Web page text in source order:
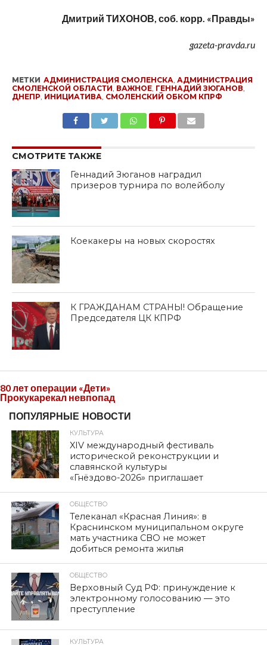
Дмитрий ТИХОНОВ, соб. корр. «Правды»
gazeta-pravda.ru
МЕТКИ АДМИНИСТРАЦИЯ СМОЛЕНСКА, АДМИНИСТРАЦИЯ
СМОЛЕНСКОЙ ОБЛАСТИ, ВАЖНОЕ, ГЕННАДИЙ ЗЮГАНОВ,
ДНЕПР, ИНИЦИАТИВА, СМОЛЕНСКИЙ ОБКОМ КПРФ
СМОТРИТЕ ТАКЖЕ
Геннадий Зюганов наградил
призеров турнира по волейболу
Коекакеры на новых скоростях
К ГРАЖДАНАМ СТРАНЫ! Обращение
Председателя ЦК КПРФ
80 лет операции «Дети»
Прокукарекал невпопад
ПОПУЛЯРНЫЕ НОВОСТИ
КУЛЬТУРА
XIV международный фестиваль
исторической реконструкции и
славянской культуры
«Гнёздово-2026» приглашает
ОБЩЕСТВО
Телеканал «Красная Линия»: в
Краснинском муниципальном округе
мать участника СВО не может
добиться ремонта жилья
ОБЩЕСТВО
Верховный Суд РФ: принуждение к
электронному голосованию — это
преступление
КУЛЬТУРА